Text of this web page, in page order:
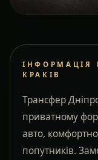
ІНФОРМАЦІЯ
КРАКІВ
Трансфер
приватному
авто,
попутників.